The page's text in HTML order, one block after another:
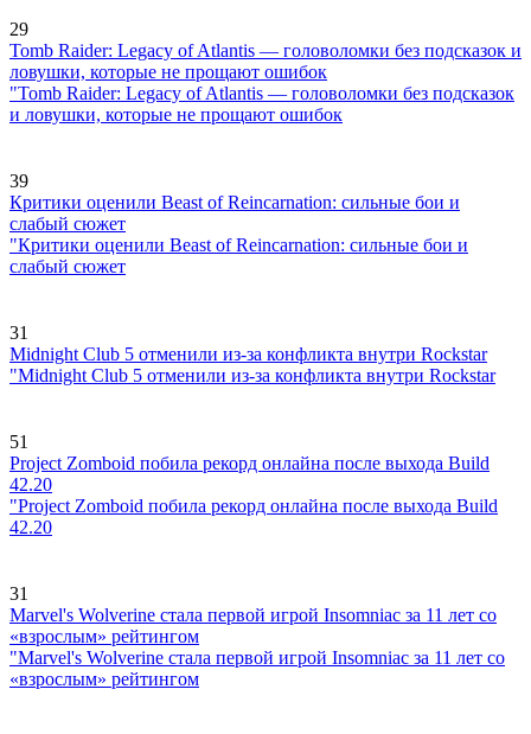
29
Tomb Raider: Legacy of Atlantis — головоломки без подсказок и
ловушки, которые не прощают ошибок
"Tomb Raider: Legacy of Atlantis — головоломки без подсказок
и ловушки, которые не прощают ошибок
39
Критики оценили Beast of Reincarnation: сильные бои и
слабый сюжет
"Критики оценили Beast of Reincarnation: сильные бои и
слабый сюжет
31
Midnight Club 5 отменили из-за конфликта внутри Rockstar
"Midnight Club 5 отменили из-за конфликта внутри Rockstar
51
Project Zomboid побила рекорд онлайна после выхода Build
42.20
"Project Zomboid побила рекорд онлайна после выхода Build
42.20
31
Marvel's Wolverine стала первой игрой Insomniac за 11 лет со
«взрослым» рейтингом
"Marvel's Wolverine стала первой игрой Insomniac за 11 лет со
«взрослым» рейтингом